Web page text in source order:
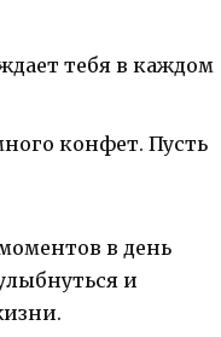
тебя в каждом
конфет. Пусть
в день
и